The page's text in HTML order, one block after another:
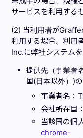
サービスを利用する
(2) 当利用者が
利用する場合、利用
Inc.に弊社システム
提供先（事業者
国(日本以外）)
事業者名：
会社所在国
当該国の個
chrome-